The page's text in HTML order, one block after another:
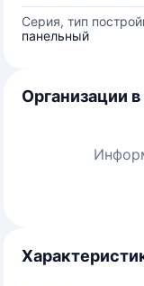
Серия, тип
панельный
Организации